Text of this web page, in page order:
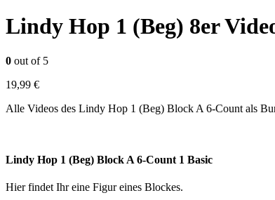
Lindy Hop 1 (Beg) 8er
0 out of 5
19,99 €
Alle Videos des Lindy Hop 1 (Beg) Block A 6-Count als
Lindy Hop 1 (Beg) Block A 6-Count 1 Basic
Hier findet Ihr eine Figur eines Blockes.